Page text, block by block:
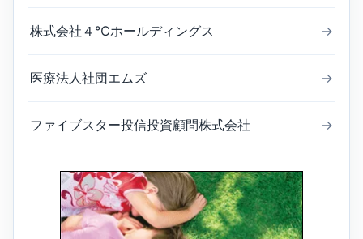
株式会社４℃ホールディングス →
医療法人社団エムズ →
ファイブスター投信投資顧問株式会社 →